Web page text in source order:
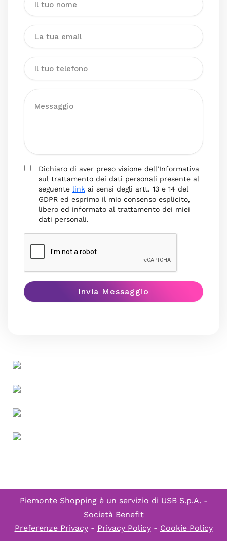
Dichiaro di aver preso visione dell’Informativa
sul trattamento dei dati personali presente al
seguente link ai sensi degli artt. 13 e 14 del
GDPR ed esprimo il mio consenso esplicito,
libero ed informato al trattamento dei miei
dati personali.
Piemonte Shopping è un servizio di USB S.p.A. -
Società Benefit
Preferenze Privacy- Privacy Policy- Cookie Policy